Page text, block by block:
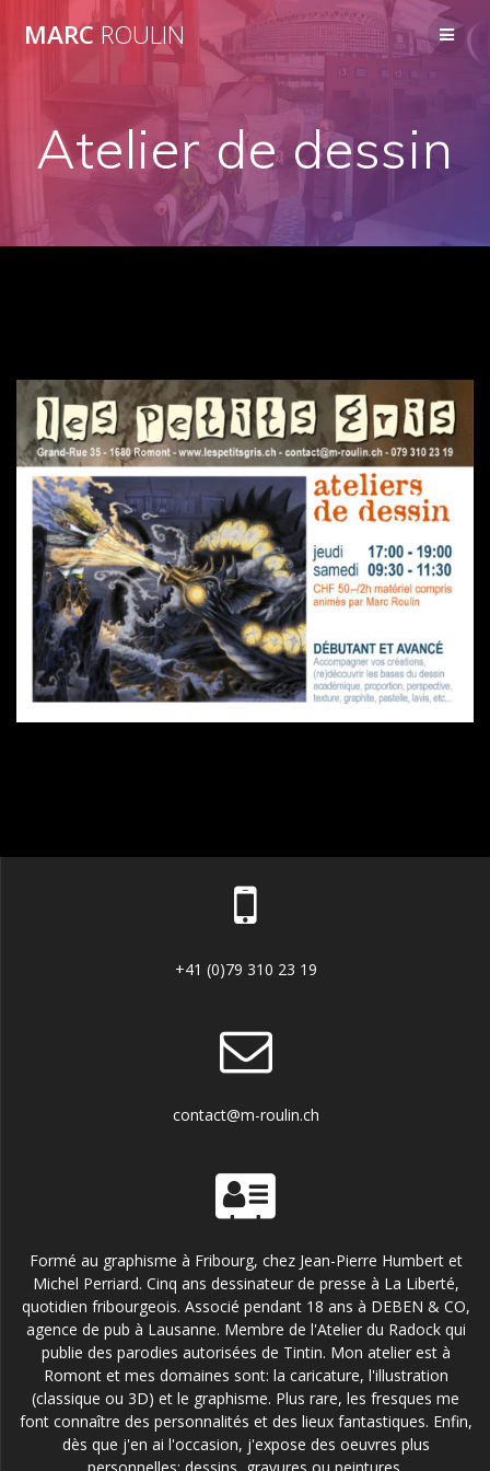
Skip
to
content
MARC ROULIN
Atelier de dessin
+41 (0)79 310 23 19
contact@m-roulin.ch
Formé au graphisme à Fribourg, chez Jean-Pierre Humbert et
Michel Perriard. Cinq ans dessinateur de presse à La Liberté,
quotidien fribourgeois. Associé pendant 18 ans à DEBEN & CO,
agence de pub à Lausanne. Membre de l'Atelier du Radock qui
publie des parodies autorisées de Tintin. Mon atelier est à
Romont et mes domaines sont: la caricature, l'illustration
(classique ou 3D) et le graphisme. Plus rare, les fresques me
font connaître des personnalités et des lieux fantastiques. Enfin,
dès que j'en ai l'occasion, j'expose des oeuvres plus